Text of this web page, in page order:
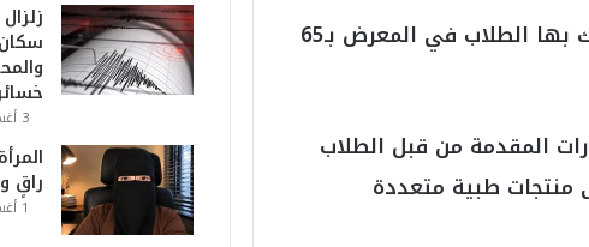
تفقد نائب المحافظ، معرض الابتكارات والاختراعات التي شارك بها الطلاب في المعرض بـ65
المقدمة من قبل الطلاب
منتجات طبية متعددة
3 أغسطس، 2026
راقٍ
1 أغسطس، 2026